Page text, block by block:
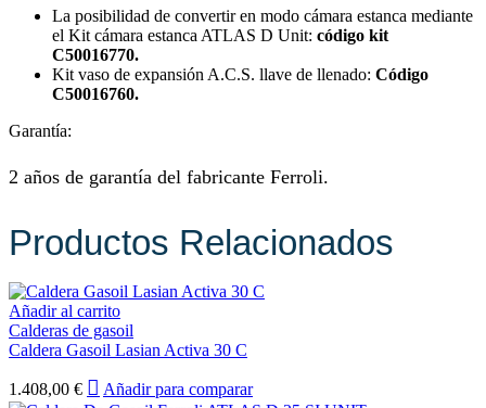
La posibilidad de convertir en modo cámara estanca mediante
el Kit cámara estanca ATLAS D Unit: código kit
C50016770.
Kit vaso de expansión A.C.S. llave de llenado: Código
C50016760.
Garantía:
2 años de garantía del fabricante Ferroli.
Productos Relacionados
Añadir al carrito
Calderas de gasoil
Caldera Gasoil Lasian Activa 30 C
1.408,00 € Añadir para comparar